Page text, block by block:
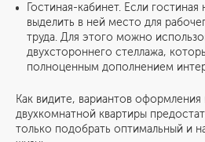
Гостиная-кабинет. Если
выделить в ней место для
труда. Для этого можно
двухстороннего стеллажа,
полноценным дополнением
Как видите, вариантов оформления
двухкомнатной квартиры
только подобрать оптимальный и